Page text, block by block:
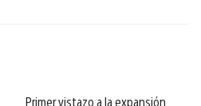
Primer vistazo a la expansión